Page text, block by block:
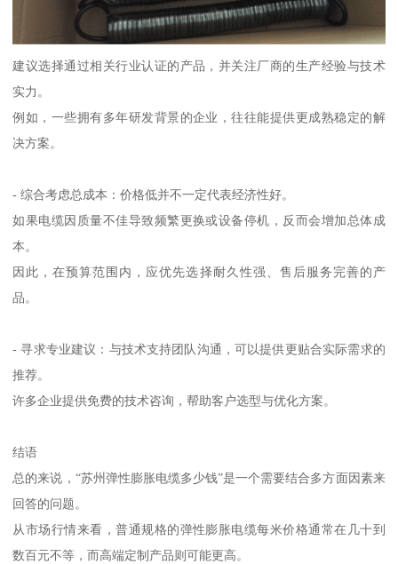
建议选择通过相关行业认证的产品，并关注厂商的生产经验与技术
实力。
例如，一些拥有多年研发背景的企业，往往能提供更成熟稳定的解
决方案。
- 综合考虑总成本：价格低并不一定代表经济性好。
如果电缆因质量不佳导致频繁更换或设备停机，反而会增加总体成
本。
因此，在预算范围内，应优先选择耐久性强、售后服务完善的产
品。
- 寻求专业建议：与技术支持团队沟通，可以提供更贴合实际需求的
推荐。
许多企业提供免费的技术咨询，帮助客户选型与优化方案。
结语
总的来说，“苏州弹性膨胀电缆多少钱”是一个需要结合多方面因素来
回答的问题。
从市场行情来看，普通规格的弹性膨胀电缆每米价格通常在几十到
数百元不等，而高端定制产品则可能更高。